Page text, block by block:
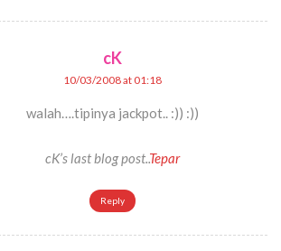
cK
10/03/2008 at 01:18
walah….tipinya jackpot.. :)) :))
cK’s last blog post..Tepar
Reply